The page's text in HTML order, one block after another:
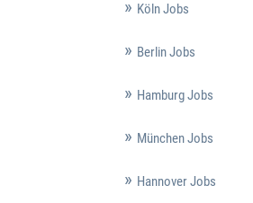
Köln Jobs
Berlin Jobs
Hamburg Jobs
München Jobs
Hannover Jobs